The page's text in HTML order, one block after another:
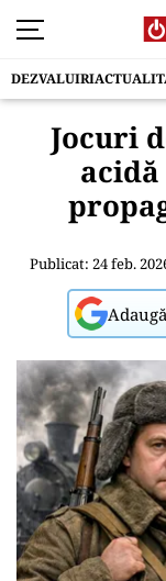
DEZVALUIRI
Jocuri
Publicat: 24 feb.